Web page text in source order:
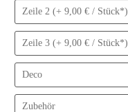
Zeile 2 (+ 9,00 € / Stück*)
Zeile 3 (+ 9,00 € / Stück*)
Deco
Zubehör